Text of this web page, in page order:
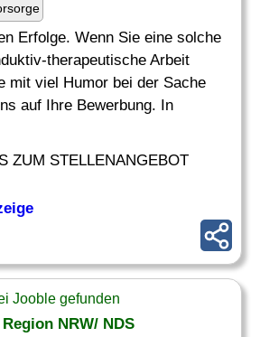
Erfolge. Wenn Sie eine solche
therapeutische Arbeit
mit viel Humor bei der Sache
auf Ihre Bewerbung. In
ZUM STELLENANGEBOT
Jooble gefunden
NRW/ NDS